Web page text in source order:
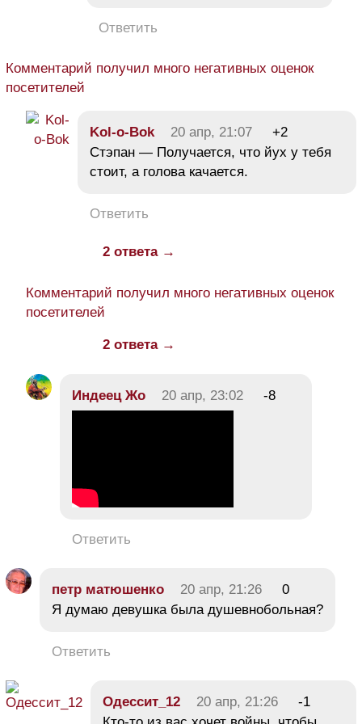
Ответить
Комментарий получил много негативных оценок
посетителей
Kol-o-Bok 20 апр, 21:07
+2
Стэпан — Получается, что йух у тебя
стоит, а голова качается.
Ответить
2 ответа →
Комментарий получил много негативных оценок
посетителей
2 ответа →
Индеец Жо 20 апр, 23:02 -8
Ответить
петр матюшенко 20 апр, 21:26
0
Я думаю девушка была душевнобольная?
Ответить
Одессит_12 20 апр, 21:26
-1